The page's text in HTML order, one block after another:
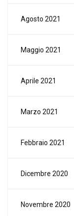
Agosto 2021
Maggio 2021
Aprile 2021
Marzo 2021
Febbraio 2021
Dicembre 2020
Novembre 2020